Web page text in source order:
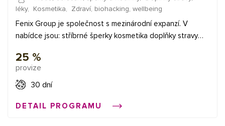
léky, Kosmetika, Zdraví, biohacking, wellbeing
Fenix Group je společnost s mezinárodní expanzí. V
nabídce jsou: stříbrné šperky kosmetika doplňky stravy
zemích: Polsko, Česká republika, Slovensko, Maďarsko,
Německo , Francie a od června jsme zahájili vývoj také v
Rumunsku Společnost může zasílat zásilky do
Chorvatsko, Dánsko, Estonsko, Finsko, Řecko, Španělsko,
25 %
provize
30 dní
DETAIL PROGRAMU